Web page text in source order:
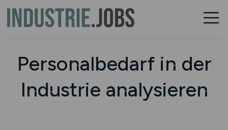
Personalbedarf in der
Industrie analysieren